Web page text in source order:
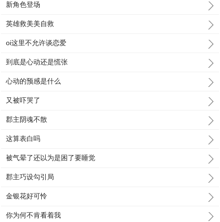
新角色登场
英雄救美美自救
oi这里不允许谈恋爱
到底是心动还是慌张
心动的预感是什么
又被吓哭了
郡主阴魂不散
这算表白吗
被气晕了还以为是困了要睡觉
郡主巧设勾引局
金银花好可怜
你为何不肯看着我